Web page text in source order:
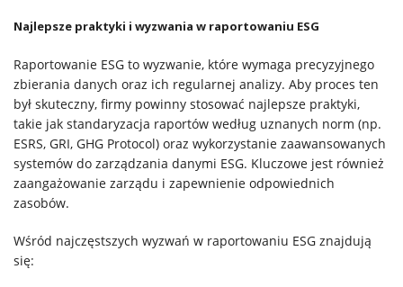
Najlepsze praktyki i wyzwania w raportowaniu ESG
Raportowanie ESG to wyzwanie, które wymaga precyzyjnego
zbierania danych oraz ich regularnej analizy. Aby proces ten
był skuteczny, firmy powinny stosować najlepsze praktyki,
takie jak standaryzacja raportów według uznanych norm (np.
ESRS, GRI, GHG Protocol) oraz wykorzystanie zaawansowanych
systemów do zarządzania danymi ESG. Kluczowe jest również
zaangażowanie zarządu i zapewnienie odpowiednich
zasobów.
Wśród najczęstszych wyzwań w raportowaniu ESG znajdują
się: